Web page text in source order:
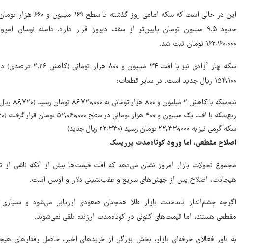
این در حالی است که سکه
۱۶۲,۱۶۰,۰۰۰ تومان ثبت شد.
۱۵۴,۱۰۰ ریال جدید است. در سایر قطعات:
نیم‌سکه با کاهش ۲ میلیون و ۸۰۰ هزار تومانی به ۸۶,۷۲۰,۰۰۰ تومان رسید (۸۶,۷۲۰ ریال جدید)
ربع‌سکه با افت یک میلیون و ۴۰۰ هزار تومانی در سطح ۵۲,۰۶۰,۰۰۰ تومان قرار گرفت (۵۲,۰۶۰ ریال جدید)
سکه گرمی نیز به ۲۲,۳۳۰,۰۰۰ تومان رسید (۲۲,۳۳۰ ریال جدید)
اصلاح مقطعی، اما ورود کوتاه‌مدت پرریسک
مجموع تحولات بازار امروز نشان می‌دهد که افت قیمت‌ها بیش از آنکه ناشی از
هیجانات، اصلاح پس از جهش‌های سریع و عقب‌نشینی دلار و اونس است.
اگرچه چشم‌انداز بلندمدت بازار طلا همچنان صعودی ارزیابی می‌شود و
مقطعی هستند، اما قیمت‌های کنونی در کوتاه‌مدت ارزنده تلقی نمی‌شوند.
به باور فعالان حرفه‌ای بازار، بخش بزرگی از خریدهای اخیر، حاصل رفتارهای